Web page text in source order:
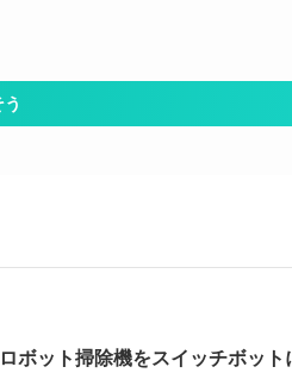
ロボット掃除機をスイッチボッ